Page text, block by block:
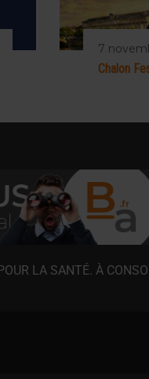
7
Chalon
LA SANTÉ. À